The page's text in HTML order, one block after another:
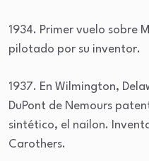
1934. Primer vuelo sobre
pilotado por su inventor.
1937. En Wilmington,
DuPont de Nemours
sintético, el nailon.
Carothers.